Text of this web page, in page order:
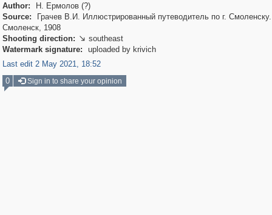
Author:
Н. Ермолов (?)
Source:
Грачев В.И. Иллюстрированный путеводитель по г. Смоленску.
Смоленск, 1908
Shooting direction:  southeast
Watermark signature:
uploaded by krivich
Last edit 2 May 2021, 18:52
0
Sign in to share your opinion